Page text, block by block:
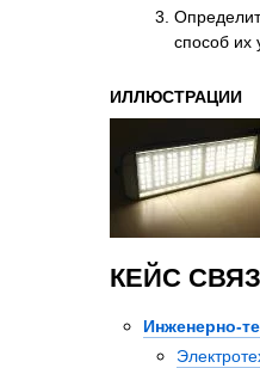
способ их
ИЛЛЮСТРАЦИИ
КЕЙС
Инженерно-